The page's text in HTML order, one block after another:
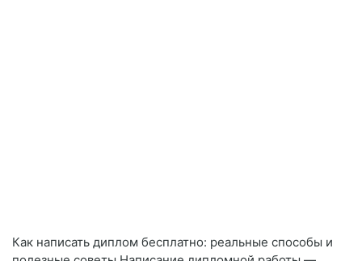
Как написать диплом бесплатно: реальные способы и